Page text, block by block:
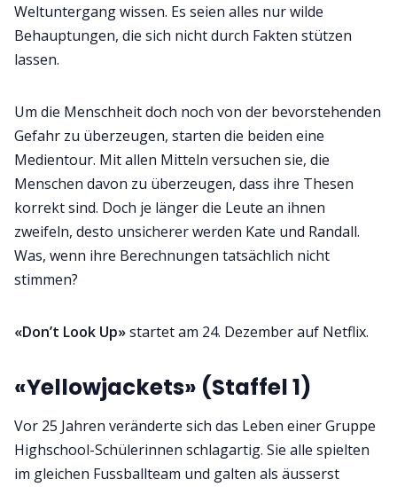
Weltuntergang wissen. Es seien alles nur wilde
Behauptungen, die sich nicht durch Fakten stützen
lassen.
Um die Menschheit doch noch von der bevorstehenden
Gefahr zu überzeugen, starten die beiden eine
Medientour. Mit allen Mitteln versuchen sie, die
Menschen davon zu überzeugen, dass ihre Thesen
korrekt sind. Doch je länger die Leute an ihnen
zweifeln, desto unsicherer werden Kate und Randall.
Was, wenn ihre Berechnungen tatsächlich nicht
stimmen?
«Don’t Look Up»startet am 24. Dezember auf Netflix.
«Yellowjackets» (Staffel 1)
Vor 25 Jahren veränderte sich das Leben einer Gruppe
Highschool-Schülerinnen schlagartig. Sie alle spielten
im gleichen Fussballteam und galten als äusserst